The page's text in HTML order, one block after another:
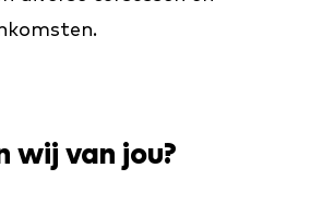
wij van jou?